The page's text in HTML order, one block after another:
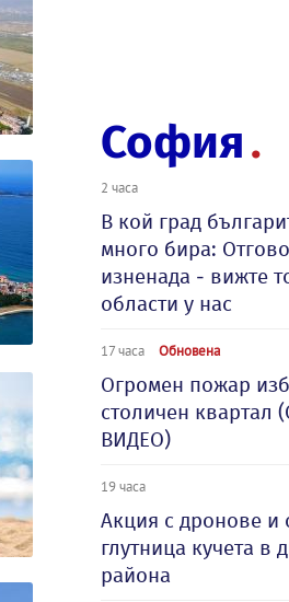
София
2 часа
В кой град
много бира:
изненада - вижте
области у нас
17 часа Обновена
Огромен пожар
столичен
ВИДЕО)
19 часа
Акция с дронове и
глутница кучета в
района